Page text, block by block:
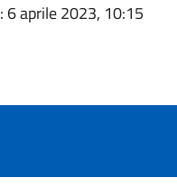
: 6 aprile 2023, 10:15